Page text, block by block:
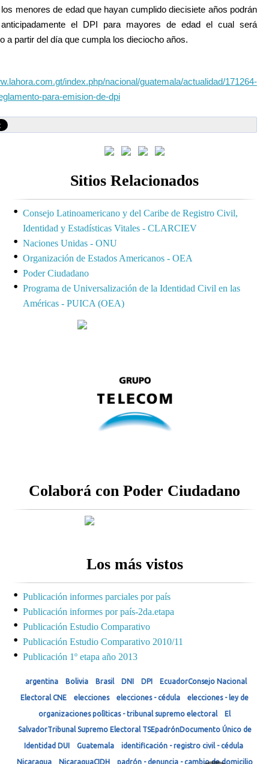
menores de edad que hayan cumplido diecisiete años podrán
el DPI para mayores de edad el cual será
a partir del día que cumpla los dieciocho años.
index.php/nacional/guatemala/actualidad/171264-
para-emision-de-dpi
Sitios Relacionados
Consejo Latinoamericano y del Caribe de Registro Civil,
Identidad y Estadísticas Vitales - CLARCIEV
Naciones Unidas - ONU
Organización de Estados Americanos - OEA
Poder Ciudadano
Programa de Universalización de la Identidad Civil en las
Américas - PUICA (OEA)
Colaborá con Poder Ciudadano
Los más vistos
Publicación informes parciales por país
Publicación informes por país-2da.etapa
Publicación Estudio Comparativo
Publicación Estudio Comparativo 2010/11
Publicación 1º etapa año 2013
argentina Bolivia Brasil DNI DPI EcuadorConsejo Nacional
Electoral CNE elecciones elecciones - cédula elecciones - ley de
organizaciones polìticas - tribunal supremo electoral
El
SalvadorTribunal Supremo Electoral TSEpadrónDocumento Único de
Identidad DUI Guatemala identificación - registro civil - cédula
Nicaragua NicaraguaCIDH padrón - denuncia - cambio de domicilio